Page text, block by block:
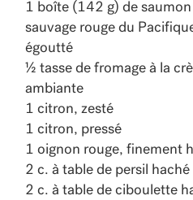
1 boîte (142 g) de
sauvage rouge du
égoutté
½ tasse de fromage à la
ambiante
1 citron, zesté
1 citron, pressé
1 oignon rouge, finement
2 c. à table de persil haché
2 c. à table de ciboulette